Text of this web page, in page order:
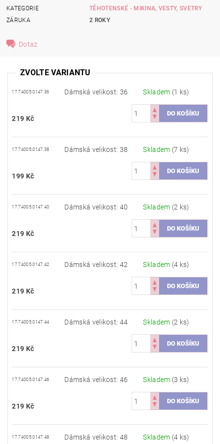
KATEGORIE
TĚHOTENSKÉ - MIKINA, VESTY, SVETRY
ZÁRUKA
2 ROKY
Dotaz
ZVOLTE VARIANTU
17.74005.0147.36 Dámská velikost: 36 Skladem (1 ks)
219 Kč
17.74005.0147.38 Dámská velikost: 38 Skladem (7 ks)
199 Kč
17.74005.0147.40 Dámská velikost: 40 Skladem (2 ks)
219 Kč
17.74005.0147.42 Dámská velikost: 42 Skladem (4 ks)
219 Kč
17.74005.0147.44 Dámská velikost: 44 Skladem (2 ks)
219 Kč
17.74005.0147.46 Dámská velikost: 46 Skladem (3 ks)
219 Kč
17.74005.0147.48 Dámská velikost: 48 Skladem (4 ks)